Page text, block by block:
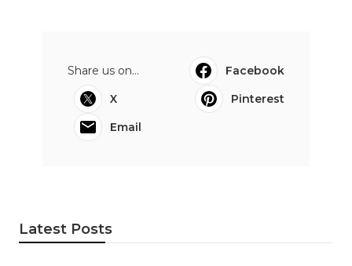
Share us on...
Facebook
X
Pinterest
Email
Latest Posts